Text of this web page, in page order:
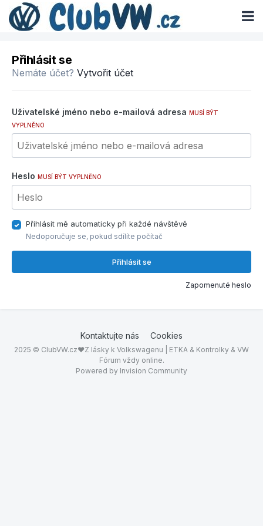
Přihlásit se
Nemáte účet? Vytvořit účet
Uživatelské jméno nebo e-mailová adresa MUSÍ BÝT
VYPLNĚNO
Heslo MUSÍ BÝT VYPLNĚNO
Přihlásit mě automaticky při každé návštěvě
Nedoporučuje se, pokud sdílíte počítač
Přihlásit se
Zapomenuté heslo
Kontaktujte nás Cookies
2025 © ClubVW.cz❤Z lásky k Volkswagenu | ETKA & Kontrolky & VW
Fórum vždy online.
Powered by Invision Community